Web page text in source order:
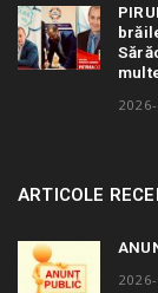
ARTICOLE